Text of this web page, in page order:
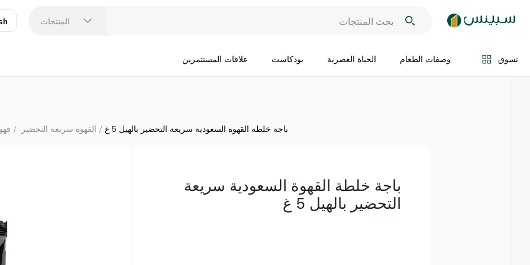
المنتجات
تسوق وصفات الطعام الحياة العصرية بودكاست علاقات المستثمرين
اضف الى السلة
القهوة سريعة التحضير باجة خلطة القهوة السعودية سريعة التحضير بالهيل 5 غ
باجة خلطة القهوة السعودية سريعة
التحضير بالهيل 5 غ